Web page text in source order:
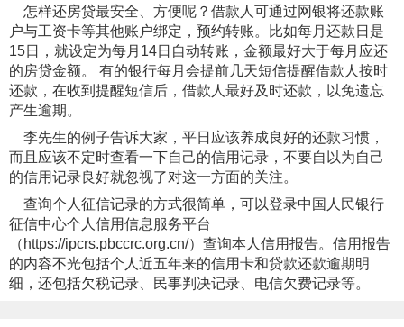
怎样还房贷最安全、方便呢？借款人可通过网银将还款账
户与工资卡等其他账户绑定，预约转账。比如每月还款日是
15日，就设定为每月14日自动转账，金额最好大于每月应还
的房贷金额。 有的银行每月会提前几天短信提醒借款人按时
还款，在收到提醒短信后，借款人最好及时还款，以免遗忘
产生逾期。
李先生的例子告诉大家，平日应该养成良好的还款习惯，
而且应该不定时查看一下自己的信用记录，不要自以为自己
的信用记录良好就忽视了对这一方面的关注。
查询个人征信记录的方式很简单，可以登录中国人民银行
征信中心个人信用信息服务平台
（https://ipcrs.pbccrc.org.cn/）查询本人信用报告。信用报告
的内容不光包括个人近五年来的信用卡和贷款还款逾期明
细，还包括欠税记录、民事判决记录、电信欠费记录等。